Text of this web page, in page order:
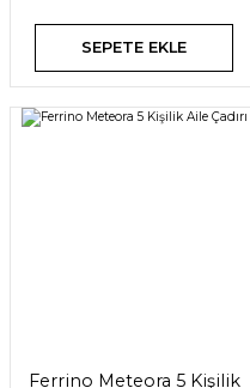
SEPETE EKLE
Ferrino Meteora 5 Kişilik